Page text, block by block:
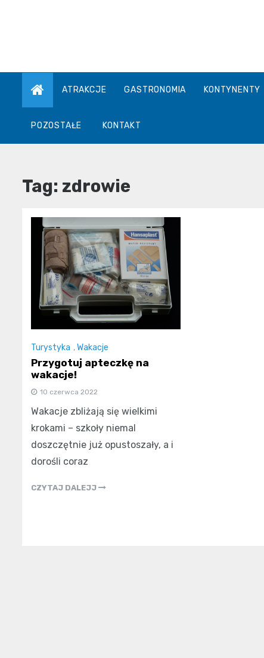
ATRAKCJE GASTRONOMIA KONTYNENTY
POZOSTAŁE KONTAKT
Tag: zdrowie
Turystyka ,Wakacje
Przygotuj apteczkę na
wakacje!
10 czerwca 2022
Wakacje zbliżają się wielkimi
krokami – szkoły niemal
doszczętnie już opustoszały, a i
dorośli coraz
CZYTAJ DALEJJ